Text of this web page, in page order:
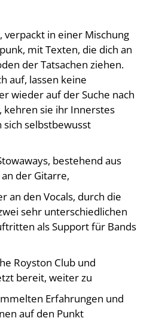
in einer Mischung
mit Texten, die dich an
der Tatsachen ziehen.
auf, lassen keine
wieder auf der Suche nach
kehren sie ihr Innerstes
sich selbstbewusst
bestehend aus
der Gitarre,
an den Vocals, durch die
sehr unterschiedlichen
als Support für Bands
Royston Club und
bereit, weiter zu
Erfahrungen und
auf den Punkt